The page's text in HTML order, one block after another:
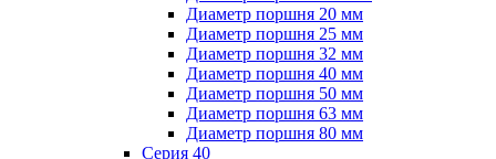
Диаметр поршня 20 мм
Диаметр поршня 25 мм
Диаметр поршня 32 мм
Диаметр поршня 40 мм
Диаметр поршня 50 мм
Диаметр поршня 63 мм
Диаметр поршня 80 мм
Серия 40